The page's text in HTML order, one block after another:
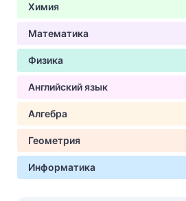
Химия
Математика
Физика
Английский язык
Алгебра
Геометрия
Информатика